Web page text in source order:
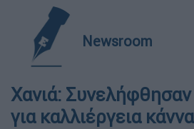
Newsroom
Χανιά:
για καλλιέργεια